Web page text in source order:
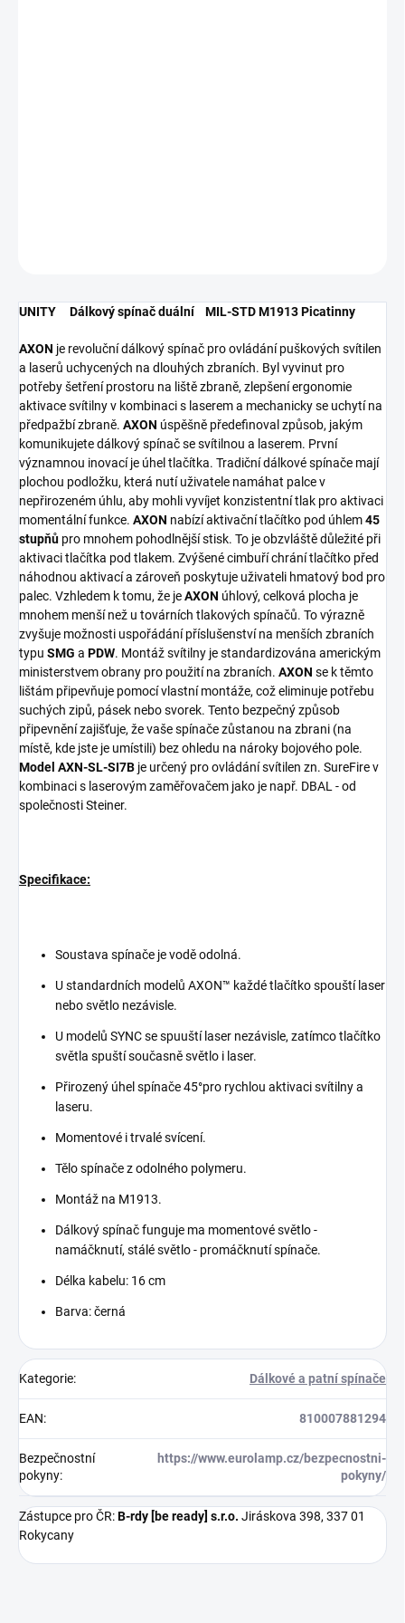
UNITY Dálkový spínač duální MIL-STD M1913 Picatinny
AXON je revoluční dálkový spínač pro ovládání puškových svítilen
a laserů uchycených na dlouhých zbraních. Byl vyvinut pro
potřeby šetření prostoru na liště zbraně, zlepšení ergonomie
aktivace svítilny v kombinaci s laserem a mechanicky se uchytí na
předpažbí zbraně. AXON úspěšně předefinoval způsob, jakým
komunikujete dálkový spínač se svítilnou a laserem. První
významnou inovací je úhel tlačítka. Tradiční dálkové spínače mají
plochou podložku, která nutí uživatele namáhat palce v
nepřirozeném úhlu, aby mohli vyvíjet konzistentní tlak pro aktivaci
momentální funkce. AXON nabízí aktivační tlačítko pod úhlem45
stupňů pro mnohem pohodlnější stisk. To je obzvláště důležité při
aktivaci tlačítka pod tlakem. Zvýšené cimbuří chrání tlačítko před
náhodnou aktivací a zároveň poskytuje uživateli hmatový bod pro
palec. Vzhledem k tomu, že jeAXON úhlový, celková plocha je
mnohem menší než u továrních tlakových spínačů. To výrazně
zvyšuje možnosti uspořádání příslušenství na menších zbraních
typu SMG a PDW. Montáž svítilny je standardizována americkým
ministerstvem obrany pro použití na zbraních. AXON se k těmto
lištám připevňuje pomocí vlastní montáže, což eliminuje potřebu
suchých zipů, pásek nebo svorek. Tento bezpečný způsob
připevnění zajišťuje, že vaše spínače zůstanou na zbrani (na
místě, kde jste je umístili) bez ohledu na nároky bojového pole.
Model AXN-SL-SI7B je určený pro ovládání svítilen zn. SureFire v
kombinaci s laserovým zaměřovačem jako je např. DBAL - od
společnosti Steiner.
Specifikace:
Soustava spínače je vodě odolná.
U standardních modelů AXON™ každé tlačítko spouští laser
nebo světlo nezávisle.
U modelů SYNC se spuuští laser nezávisle, zatímco tlačítko
světla spuští současně světlo i laser.
Přirozený úhel spínače 45°pro rychlou aktivaci svítilny a
laseru.
Momentové i trvalé svícení.
Tělo spínače z odolného polymeru.
Montáž na M1913.
Dálkový spínač funguje ma momentové světlo -
namáčknutí, stálé světlo - promáčknutí spínače.
Délka kabelu: 16 cm
Barva: černá
Kategorie: Dálkové a patní spínače
EAN: 810007881294
Bezpečnostní
pokyny:
https://www.eurolamp.cz/bezpecnostni-
pokyny/
Zástupce pro ČR:B-rdy [be ready] s.r.o. Jiráskova 398, 337 01
Rokycany